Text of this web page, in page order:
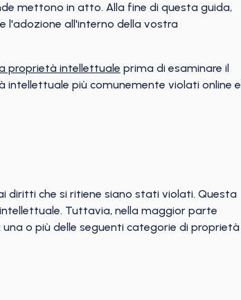
mettono in atto. Alla fine di questa guida,
l'adozione all'interno della vostra
proprietà intellettuale prima di esaminare il
più comunemente violati online e
diritti che si ritiene siano stati violati. Questa
Tuttavia, nella maggior parte
o più delle seguenti categorie di proprietà